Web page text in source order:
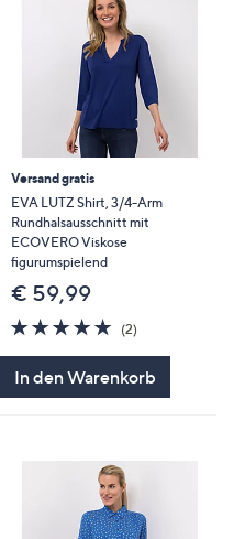
Versand gratis
EVA LUTZ Shirt, 3/4-Arm
Rundhalsausschnitt mit
ECOVERO Viskose
figurumspielend
€ 59,99
5.0
von
(2)2
In den Warenkorb